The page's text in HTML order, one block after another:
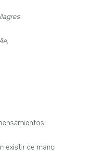
existir de mano